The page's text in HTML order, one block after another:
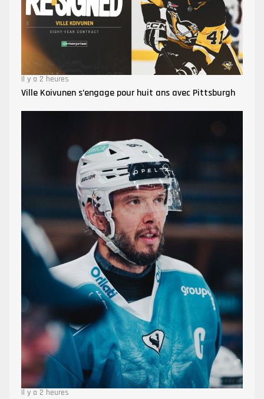
Il y a 2 heures
Ville Koivunen s’engage pour huit ans avec Pittsburgh
Il y a 2 heures